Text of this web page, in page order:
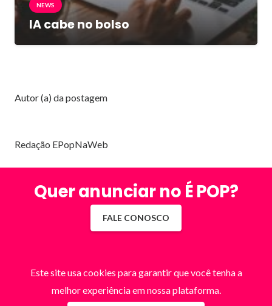
NEWS
IA cabe no bolso
Autor (a) da postagem
Redação EPopNaWeb
Quer anunciar no É POP?
FALE CONOSCO
Este site usa cookies para garantir que você tenha a
melhor experiência em nossa plataforma.